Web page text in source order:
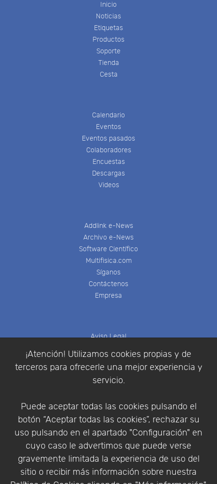
¡Atención! Utilizamos cookies propias y de
terceros para ofrecerle una mejor experiencia y
servicio.
Puede aceptar todas las cookies pulsando el
botón “Aceptar todas las cookies”, rechazar su
uso pulsando en el apartado "Configuración" en
cuyo caso le advertimos que puede verse
gravemente limitada la experiencia de uso del
sitio o recibir más información sobre nuestra
Inicio
Noticias
Etiquetas
Productos
Soporte
Tienda
Cesta
Calendario
Eventos
Eventos pasados
Colaboradores
Encuestas
Descargas
Videos
Addlink e-News
Archivo e-News
Software Científico
Multifisica.com
Síganos
Contáctenos
Empresa
Aviso Legal
Política de Privacidad
Condiciones de compra
Identificarse
Empresa|Aviso Legal| Política de Privacidad |
Política de Cookies
© Copyright 1994 - 2026. Addlink Software